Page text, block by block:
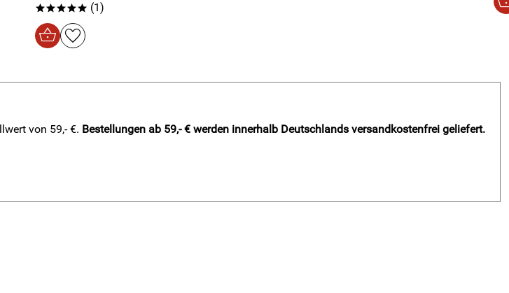
***** (1)
von 59,- €. Bestellungen ab 59,- € werden innerhalb Deutschlands versandkostenfrei geliefert.